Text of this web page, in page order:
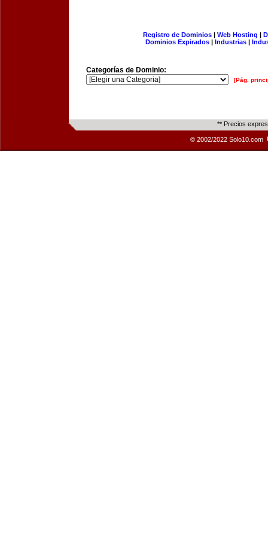
Registro de Dominios| Web Hosting |
Dominios Expirados | Industrias |
Categorías de Dominio:
[Pág.
** Precios
© 2002/2022 Solo10.com